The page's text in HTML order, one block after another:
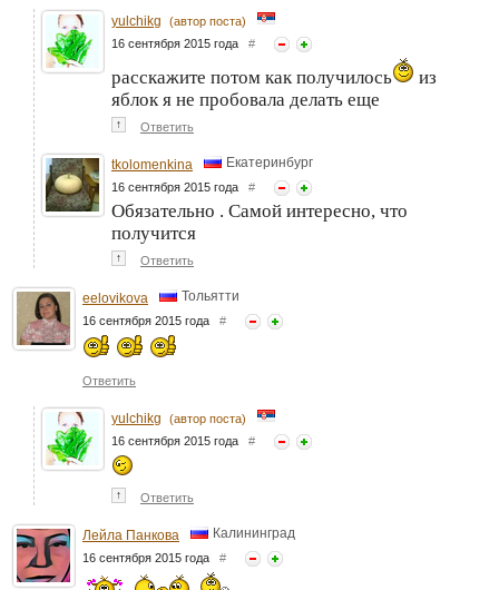
yulchikg
(автор поста)
16 сентября 2015 года #
расскажите потом как получилось
из
яблок я не пробовала делать еще
↑ Ответить
tkolomenkina Екатеринбург
16 сентября 2015 года #
Обязательно . Самой интересно, что
получится
↑ Ответить
eelovikova Тольятти
16 сентября 2015 года #
Ответить
yulchikg
(автор поста)
16 сентября 2015 года #
↑ Ответить
Лейла Панкова Калининград
16 сентября 2015 года #